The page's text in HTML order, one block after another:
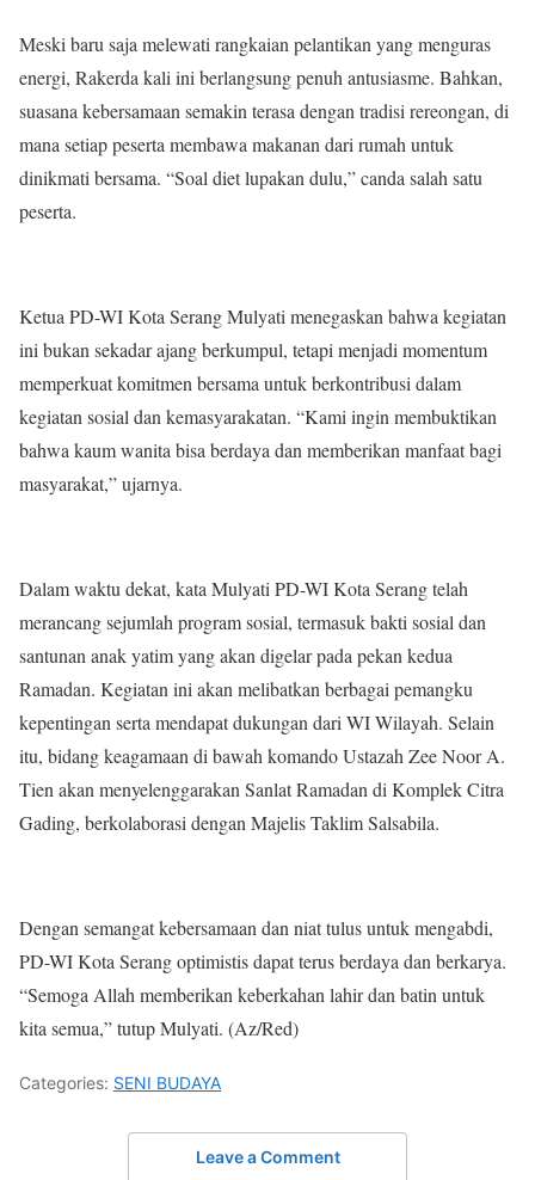
Meski baru saja melewati rangkaian pelantikan yang menguras
energi, Rakerda kali ini berlangsung penuh antusiasme. Bahkan,
suasana kebersamaan semakin terasa dengan tradisi rereongan, di
mana setiap peserta membawa makanan dari rumah untuk
dinikmati bersama. “Soal diet lupakan dulu,” canda salah satu
peserta.
Ketua PD-WI Kota Serang Mulyati menegaskan bahwa kegiatan
ini bukan sekadar ajang berkumpul, tetapi menjadi momentum
memperkuat komitmen bersama untuk berkontribusi dalam
kegiatan sosial dan kemasyarakatan. “Kami ingin membuktikan
bahwa kaum wanita bisa berdaya dan memberikan manfaat bagi
masyarakat,” ujarnya.
Dalam waktu dekat, kata Mulyati PD-WI Kota Serang telah
merancang sejumlah program sosial, termasuk bakti sosial dan
santunan anak yatim yang akan digelar pada pekan kedua
Ramadan. Kegiatan ini akan melibatkan berbagai pemangku
kepentingan serta mendapat dukungan dari WI Wilayah. Selain
itu, bidang keagamaan di bawah komando Ustazah Zee Noor A.
Tien akan menyelenggarakan Sanlat Ramadan di Komplek Citra
Gading, berkolaborasi dengan Majelis Taklim Salsabila.
Dengan semangat kebersamaan dan niat tulus untuk mengabdi,
PD-WI Kota Serang optimistis dapat terus berdaya dan berkarya.
“Semoga Allah memberikan keberkahan lahir dan batin untuk
kita semua,” tutup Mulyati. (Az/Red)
Categories: SENI BUDAYA
Leave a Comment